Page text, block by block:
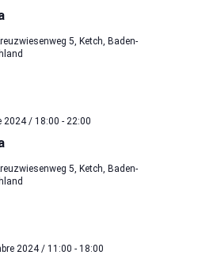
5, Ketch, Baden-
2024 / 18:00 - 22:00
5, Ketch, Baden-
2024 / 11:00 - 18:00